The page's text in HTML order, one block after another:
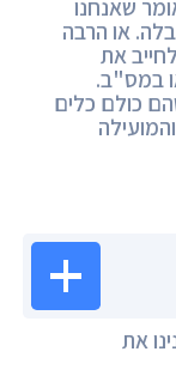
שאנחנו
או הרבה
את
במס"ב.
כולם כלים
את